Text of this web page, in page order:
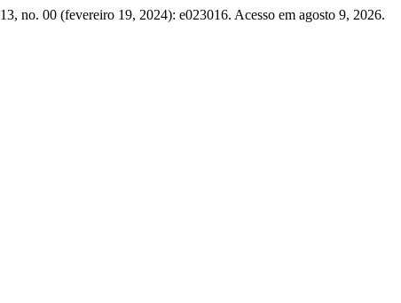
13, no. 00 (fevereiro 19, 2024): e023016. Acesso em agosto 9, 2026.